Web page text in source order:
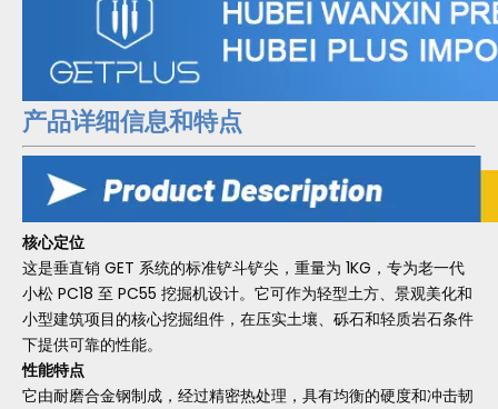
产品详细信息和特点
核心定位
这是垂直销 GET 系统的标准铲斗铲尖，重量为 1KG，专为老一代
小松 PC18 至 PC55 挖掘机设计。它可作为轻型土方、景观美化和
小型建筑项目的核心挖掘组件，在压实土壤、砾石和轻质岩石条件
下提供可靠的性能。
性能特点
它由耐磨合金钢制成，经过精密热处理，具有均衡的硬度和冲击韧